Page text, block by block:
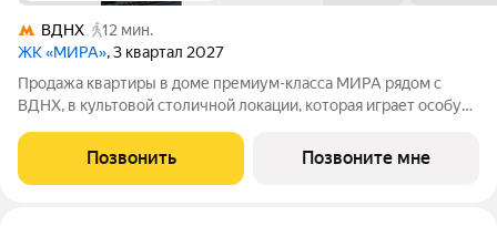
ВДНХ
12 мин.
ЖК «МИРА», 3 квартал 2027
Продажа квартиры в доме премиум-класса МИРА рядом с
ВДНХ, в культовой столичной локации, которая играет особую
квартира площадью 58.55 м расположена в корпусе 2, на 11
этаже 23 этажного дома.
Позвонить Позвоните мне